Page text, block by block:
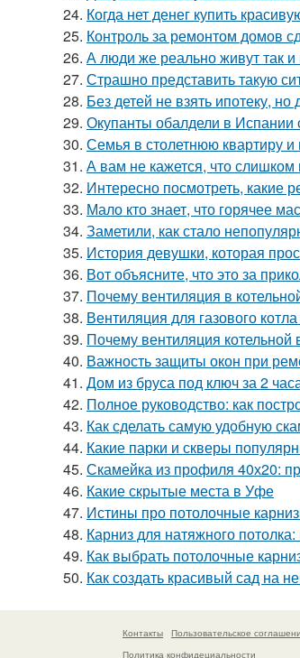
24. Когда нет денег купить
25. Контроль за ремонтом домов
26. А люди же реально живут так
27. Страшно представить такую
28. Без детей не взять ипотеку, но
29. Окупанты обалдели в Испании
30. Семья в столетнюю квартиру
31. А вам не кажется, что
32. Интересно посмотреть, какие
33. Мало кто знает, что горячее
34. Заметили, как стало
35. История девушки, которая
36. Вот объясните, что это за
37. Почему вентиляция в
38. Вентиляция для газового
39. Почему вентиляция котельной
40. Важность защиты окон при
41. Дом из бруса под ключ за 2
42. Полное руководство: как
43. Как сделать самую удобную
44. Какие парки и скверы
45. Скамейка из профиля 40х20:
46. Какие скрытые места в Уфе
47. Истины про потолочные
48. Карниз для натяжного
49. Как выбрать потолочные
50. Как создать красивый сад на
Контакты
Пользовательское
Политика конфидециальности